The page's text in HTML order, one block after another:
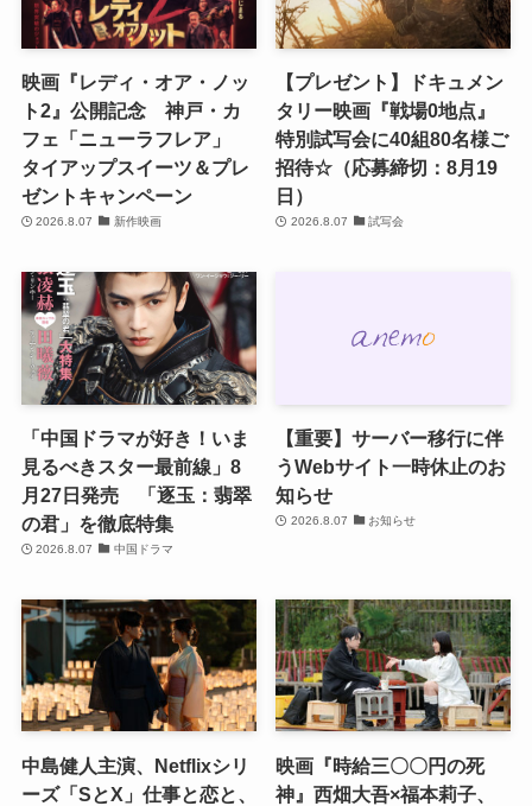
映画『レディ・オア・ノッ
ト2』公開記念 神戸・カ
フェ「ニューラフレア」
タイアップスイーツ＆プレ
ゼントキャンペーン
2026.8.07 新作映画
【プレゼント】ドキュメン
タリー映画『戦場0地点』
特別試写会に40組80名様ご
招待☆（応募締切：8月19
日）
2026.8.07 試写会
「中国ドラマが好き！いま
見るべきスター最前線」8
月27日発売 「逐玉：翡翠
の君」を徹底特集
2026.8.07 中国ドラマ
【重要】サーバー移行に伴
うWebサイト一時休止のお
知らせ
2026.8.07 お知らせ
中島健人主演、Netflixシリ
ーズ「SとX」仕事と恋と、
映画『時給三〇〇円の死
神』西畑大吾×福本莉子、